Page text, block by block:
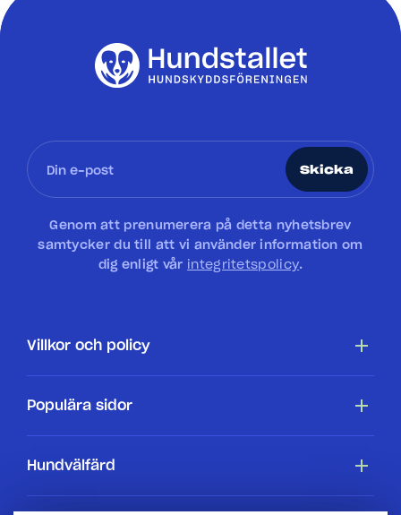
Skicka
Genom att prenumerera på detta nyhetsbrev
samtycker du till att vi använder information om
dig enligt vår integritetspolicy.
Villkor och policy
Tillgänglighetsredogörelse
Populära sidor
Hundar
Hundvälfärd